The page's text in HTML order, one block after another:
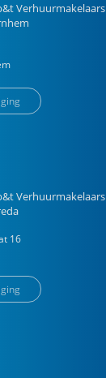
Verhuurmakelaars
Verhuurmakelaars
16